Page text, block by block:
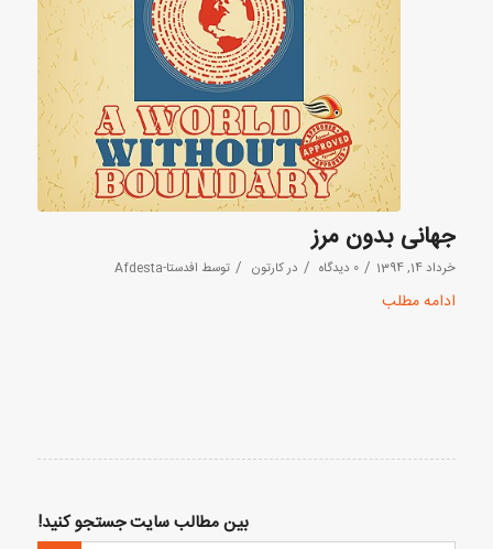
جهانی بدون مرز
خرداد 14, 1394 / 0 دیدگاه / درکارتون / توسط افدستا-Afdesta
ادامه مطلب
بین مطالب سایت جستجو کنید!